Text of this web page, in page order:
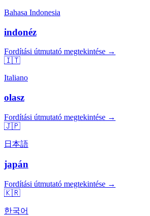
Bahasa Indonesia
indonéz
Fordítási útmutató megtekintése →
🇮🇹
Italiano
olasz
Fordítási útmutató megtekintése →
🇯🇵
日本語
japán
Fordítási útmutató megtekintése →
🇰🇷
한국어